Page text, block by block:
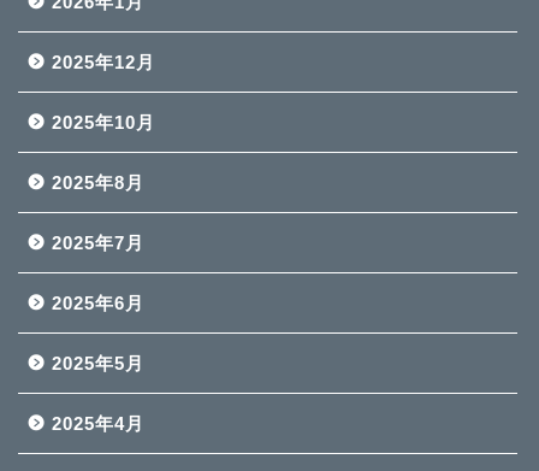
2025年12月
2025年10月
2025年8月
2025年7月
2025年6月
2025年5月
2025年4月